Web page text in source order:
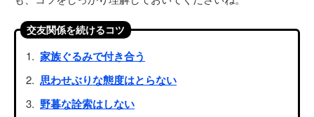
交友関係を続けるコツ
家族ぐるみで付き合う
思わせぶりな態度はとらない
野暮な詮索はしない